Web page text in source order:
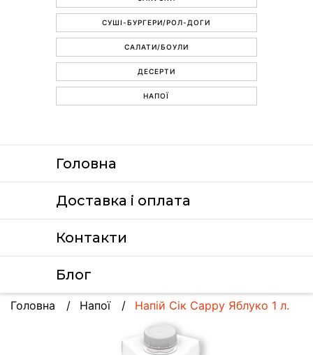
СУШІ-БУРГЕРИ/РОЛ-ДОГИ
САЛАТИ/БОУЛИ
ДЕСЕРТИ
НАПОЇ
Головна
Доставка i оплата
Контакти
Блог
Головна Напої Напій Сік Cappy Яблуко 1 л.